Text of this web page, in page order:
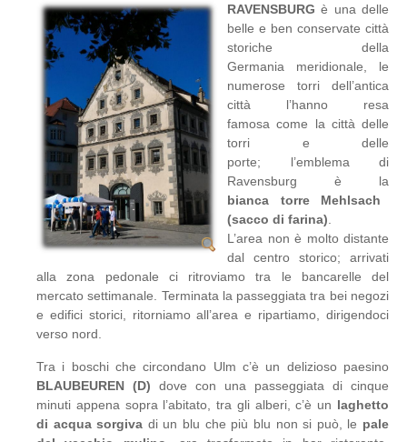
RAVENSBURG è una delle
belle e ben conservate città
storiche della
Germania meridionale, le
numerose torri dell’antica
città l’hanno resa
famosa come la città delle
torri e delle
porte; l’emblema di
Ravensburg è la
bianca torre Mehlsach
(sacco di farina)
L’area non è molto distante
dal centro storico; arrivati
alla zona pedonale ci ritroviamo tra le bancarelle del
mercato settimanale. Terminata la passeggiata tra bei negozi
e edifici storici, ritorniamo all’area e ripartiamo, dirigendoci
verso nord.
Tra i boschi che circondano Ulm c’è un delizioso paesino
BLAUBEUREN (D) dove con una passeggiata di cinque
minuti appena sopra l’abitato, tra gli alberi, c’è un laghetto
di acqua sorgiva di un blu che più blu non si può, le pale